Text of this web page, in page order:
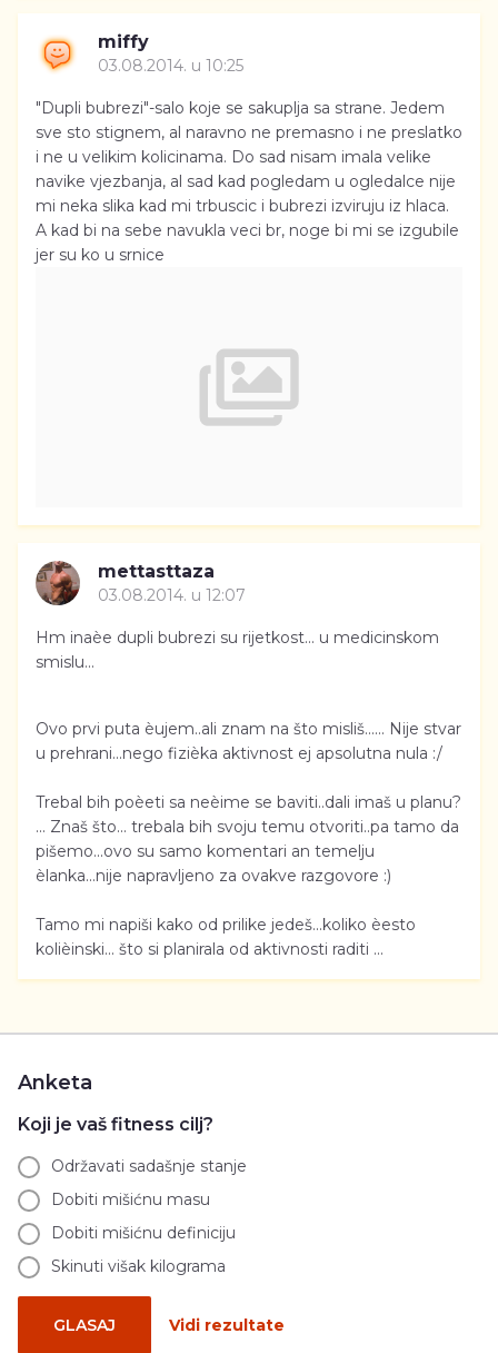
miffy
03.08.2014. u 10:25
"Dupli bubrezi"-salo koje se sakuplja sa strane. Jedem
sve sto stignem, al naravno ne premasno i ne preslatko
i ne u velikim kolicinama. Do sad nisam imala velike
navike vjezbanja, al sad kad pogledam u ogledalce nije
mi neka slika kad mi trbuscic i bubrezi izviruju iz hlaca.
A kad bi na sebe navukla veci br, noge bi mi se izgubile
jer su ko u srnice
mettasttaza
03.08.2014. u 12:07
Hm inaèe dupli bubrezi su rijetkost... u medicinskom
smislu...
Ovo prvi puta èujem..ali znam na što misliš...... Nije stvar
u prehrani...nego fizièka aktivnost ej apsolutna nula :/
Trebal bih poèeti sa neèime se baviti..dali imaš u planu?
... Znaš što... trebala bih svoju temu otvoriti..pa tamo da
pišemo...ovo su samo komentari an temelju
èlanka...nije napravljeno za ovakve razgovore :)
Tamo mi napiši kako od prilike jedeš...koliko èesto
kolièinski... što si planirala od aktivnosti raditi ...
Anketa
Koji je vaš fitness cilj?
Održavati sadašnje stanje
Dobiti mišićnu masu
Dobiti mišićnu definiciju
Skinuti višak kilograma
GLASAJ Vidi rezultate